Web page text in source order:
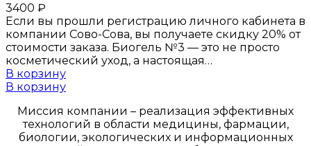
3400 ₽
Если вы прошли регистрацию личного кабинета в
компании Сово-Сова, вы получаете скидку 20% от
стоимости заказа. Биогель №3 — это не просто
косметический уход, а настоящая…
В корзину
В корзину
Миссия компании – реализация эффективных
технологий в области медицины, фармации,
биологии, экологических и информационных